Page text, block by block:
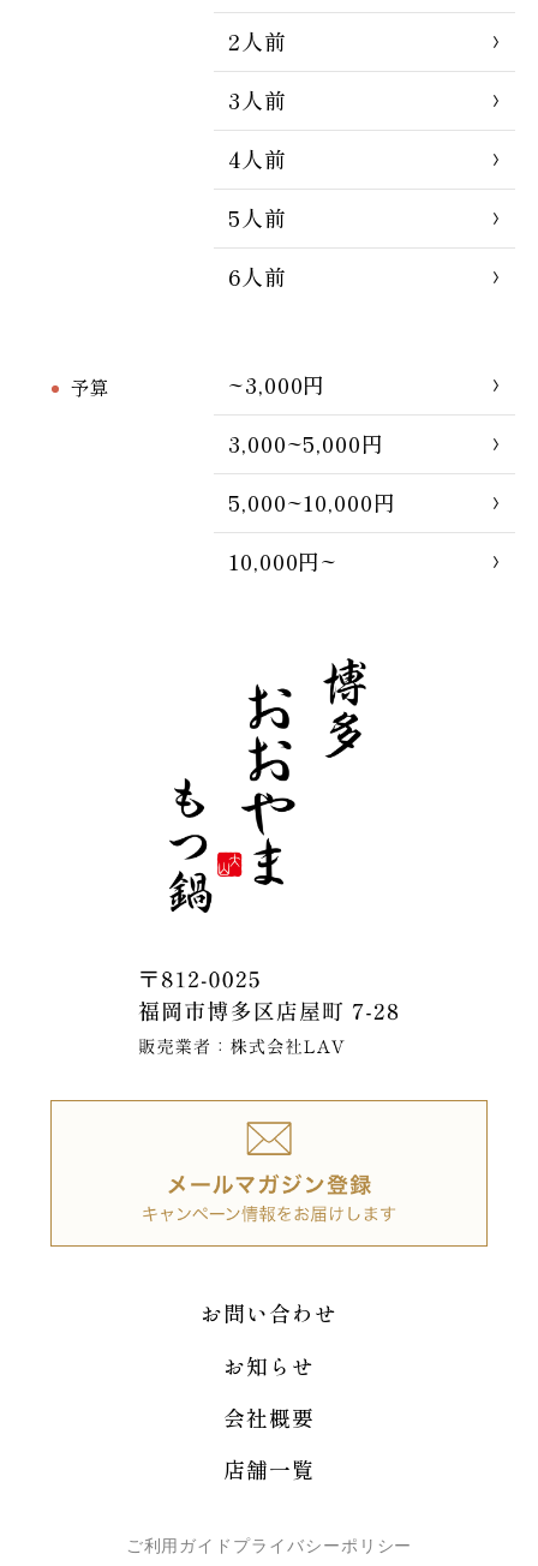
2人前
3人前
4人前
5人前
6人前
予算
~3,000円
3,000~5,000円
5,000~10,000円
10,000円~
お問い合わせ
お知らせ
会社概要
店舗一覧
ご利用ガイド プライバシーポリシー